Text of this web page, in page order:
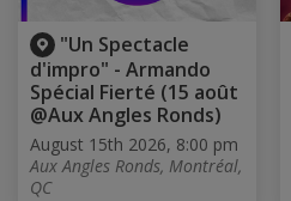
"Un Spectacle
d'impro" - Armando
Spécial Fierté (15 août
@Aux Angles Ronds)
August 15th 2026, 8:00 pm
Aux Angles Ronds, Montréal,
QC